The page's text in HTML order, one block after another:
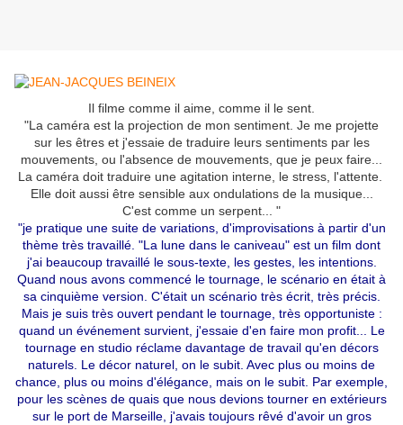
Il filme comme il aime, comme il le sent.
"La caméra est la projection de mon sentiment. Je me projette
sur les êtres et j'essaie de traduire leurs sentiments par les
mouvements, ou l'absence de mouvements, que je peux faire...
La caméra doit traduire une agitation interne, le stress, l'attente.
Elle doit aussi être sensible aux ondulations de la musique...
C'est comme un serpent... "
"je pratique une suite de variations, d'improvisations à partir d'un
thème très travaillé. "La lune dans le caniveau" est un film dont
j'ai beaucoup travaillé le sous-texte, les gestes, les intentions.
Quand nous avons commencé le tournage, le scénario en était à
sa cinquième version. C'était un scénario très écrit, très précis.
Mais je suis très ouvert pendant le tournage, très opportuniste :
quand un événement survient, j'essaie d'en faire mon profit... Le
tournage en studio réclame davantage de travail qu'en décors
naturels. Le décor naturel, on le subit. Avec plus ou moins de
chance, plus ou moins d'élégance, mais on le subit. Par exemple,
pour les scènes de quais que nous devions tourner en extérieurs
sur le port de Marseille, j'avais toujours rêvé d'avoir un gros